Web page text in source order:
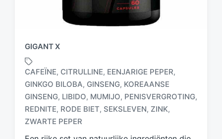
GIGANT X
G
e
t
CAFEÏNE, CITRULLINE, EENJARIGE PEPER,
GINKGO BILOBA, GINSENG, KOREAANSE
GINSENG, LIBIDO, MUMIJO, PENISVERGROTING,
REDNITE, RODE BIET, SEKSLEVEN, ZINK,
ZWARTE PEPER